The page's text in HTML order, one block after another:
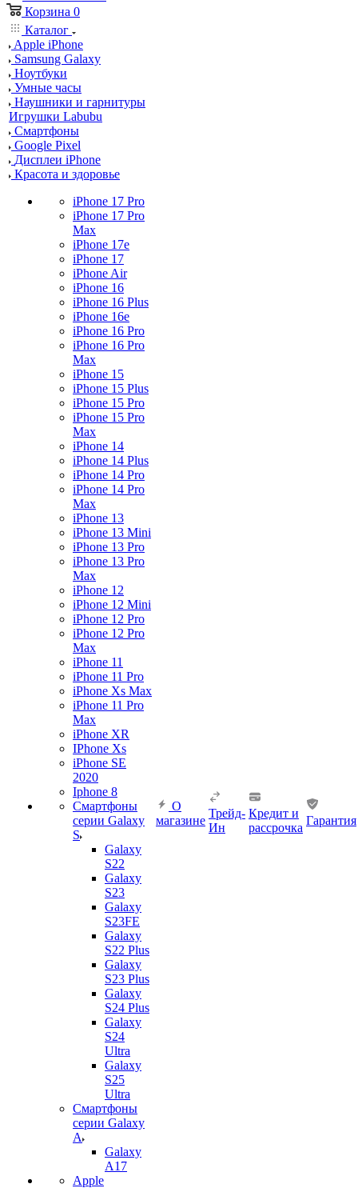
Корзина 0
Каталог
Apple iPhone
Samsung Galaxy
Ноутбуки
Умные часы
Наушники и гарнитуры
Игрушки Labubu
Смартфоны
Google Pixel
Дисплеи iPhone
Красота и здоровье
iPhone 17 Pro
iPhone 17 Pro
Max
iPhone 17e
iPhone 17
iPhone Air
iPhone 16
iPhone 16 Plus
iPhone 16e
iPhone 16 Pro
iPhone 16 Pro
Max
iPhone 15
iPhone 15 Plus
iPhone 15 Pro
iPhone 15 Pro
Max
iPhone 14
iPhone 14 Plus
iPhone 14 Pro
iPhone 14 Pro
Max
iPhone 13
iPhone 13 Mini
iPhone 13 Pro
iPhone 13 Pro
Max
iPhone 12
iPhone 12 Mini
iPhone 12 Pro
iPhone 12 Pro
Max
iPhone 11
iPhone 11 Pro
iPhone Xs Max
iPhone 11 Pro
Max
iPhone XR
IPhone Xs
iPhone SE
2020
Iphone 8
Смартфоны
серии Galaxy
S
Galaxy
S22
Galaxy
S23
Galaxy
S23FE
Galaxy
S22 Plus
Galaxy
S23 Plus
Galaxy
S24 Plus
Galaxy
S24
Ultra
Galaxy
S25
Ultra
Смартфоны
серии Galaxy
A
Galaxy
A17
Apple
О
магазине
Трейд-
Ин
Кредит и
рассрочка
Гарантия